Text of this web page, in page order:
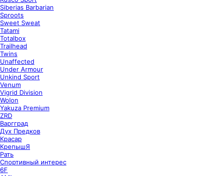
Siberias Barbarian
Sproots
Sweet Sweat
Tatami
Totalbox
Trailhead
Twins
Unaffected
Under Armour
Unkind Sport
Venum
Vigrid Division
Wolon
Yakuza Premium
ZRD
Варгград
Дух Предков
Красар
КрепышЯ
Рать
Спортивный интерес
6F